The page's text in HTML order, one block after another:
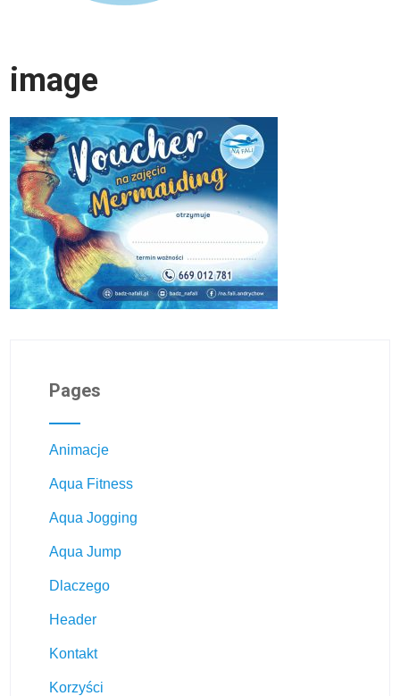
image
Pages
Animacje
Aqua Fitness
Aqua Jogging
Aqua Jump
Dlaczego
Header
Kontakt
Korzyści